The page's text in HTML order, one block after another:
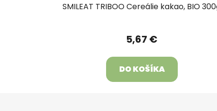
SMILEAT TRIBOO Cereálie kakao, BIO
5,67 €
DO KOŠÍKA